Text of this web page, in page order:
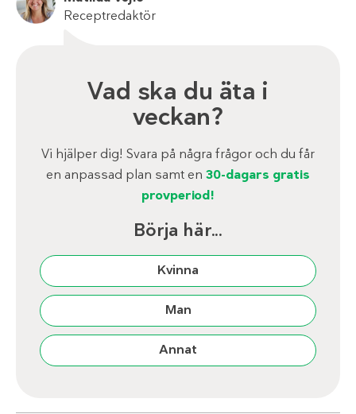
Receptredaktör
Vad ska du äta i
veckan?
Vi hjälper dig! Svara på några frågor och du får
en anpassad plan samt en 30-dagars gratis
provperiod!
Börja här...
Kvinna
Man
Annat